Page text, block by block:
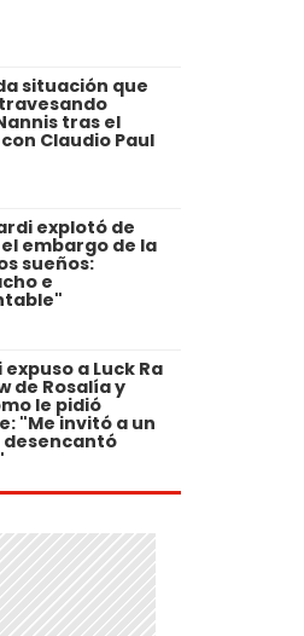
situación que
tras el
Claudio Paul
explotó de
embargo de la
sueños:
e
expuso a Luck Ra
de Rosalía y
le pidió
"Me invitó a un
desencantó